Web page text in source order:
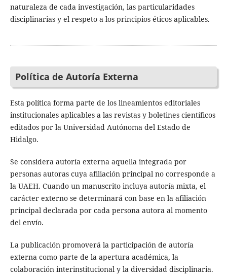
naturaleza de cada investigación, las particularidades
disciplinarias y el respeto a los principios éticos aplicables.
Política de Autoría Externa
Esta política forma parte de los lineamientos editoriales
institucionales aplicables a las revistas y boletines científicos
editados por la Universidad Autónoma del Estado de
Hidalgo.
Se considera autoría externa aquella integrada por
personas autoras cuya afiliación principal no corresponde a
la UAEH. Cuando un manuscrito incluya autoría mixta, el
carácter externo se determinará con base en la afiliación
principal declarada por cada persona autora al momento
del envío.
La publicación promoverá la participación de autoría
externa como parte de la apertura académica, la
colaboración interinstitucional y la diversidad disciplinaria.